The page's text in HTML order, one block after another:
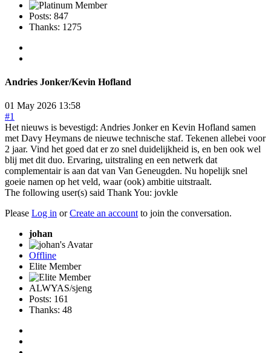
Posts: 847
Thanks: 1275
Andries Jonker/Kevin Hofland
01 May 2026 13:58
#1
Het nieuws is bevestigd: Andries Jonker en Kevin Hofland samen
met Davy Heymans de nieuwe technische staf. Tekenen allebei voor
2 jaar. Vind het goed dat er zo snel duidelijkheid is, en ben ook wel
blij met dit duo. Ervaring, uitstraling en een netwerk dat
complementair is aan dat van Van Geneugden. Nu hopelijk snel
goeie namen op het veld, waar (ook) ambitie uitstraalt.
The following user(s) said Thank You: jovkle
Please Log in orCreate an account to join the conversation.
johan
Offline
Elite Member
ALWYAS/sjeng
Posts: 161
Thanks: 48